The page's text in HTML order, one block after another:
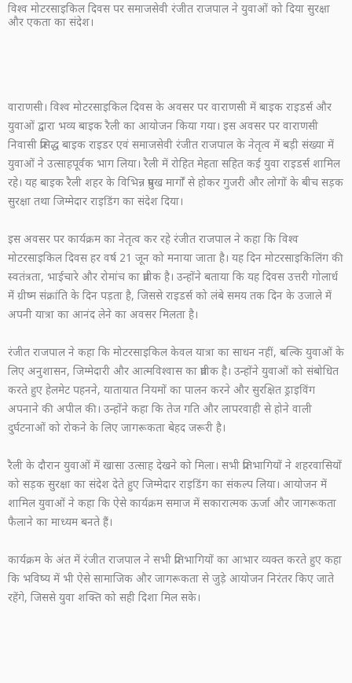
विश्व मोटरसाइकिल दिवस पर समाजसेवी रंजीत राजपाल ने युवाओं को दिया सुरक्षा
और एकता का संदेश।
वाराणसी। विश्व मोटरसाइकिल दिवस के अवसर पर वाराणसी में बाइक राइडर्स और
युवाओं द्वारा भव्य बाइक रैली का आयोजन किया गया। इस अवसर पर वाराणसी
निवासी प्रसिद्ध बाइक राइडर एवं समाजसेवी रंजीत राजपाल के नेतृत्व में बड़ी संख्या में
युवाओं ने उत्साहपूर्वक भाग लिया। रैली में रोहित मेहता सहित कई युवा राइडर्स शामिल
रहे। यह बाइक रैली शहर के विभिन्न प्रमुख मार्गों से होकर गुजरी और लोगों के बीच सड़क
सुरक्षा तथा जिम्मेदार राइडिंग का संदेश दिया।
इस अवसर पर कार्यक्रम का नेतृत्व कर रहे रंजीत राजपाल ने कहा कि विश्व
मोटरसाइकिल दिवस हर वर्ष 21 जून को मनाया जाता है। यह दिन मोटरसाइकिलिंग की
स्वतंत्रता, भाईचारे और रोमांच का प्रतीक है। उन्होंने बताया कि यह दिवस उत्तरी गोलार्ध
में ग्रीष्म संक्रांति के दिन पड़ता है, जिससे राइडर्स को लंबे समय तक दिन के उजाले में
अपनी यात्रा का आनंद लेने का अवसर मिलता है।
रंजीत राजपाल ने कहा कि मोटरसाइकिल केवल यात्रा का साधन नहीं, बल्कि युवाओं के
लिए अनुशासन, जिम्मेदारी और आत्मविश्वास का प्रतीक है। उन्होंने युवाओं को संबोधित
करते हुए हेलमेट पहनने, यातायात नियमों का पालन करने और सुरक्षित ड्राइविंग
अपनाने की अपील की। उन्होंने कहा कि तेज गति और लापरवाही से होने वाली
दुर्घटनाओं को रोकने के लिए जागरूकता बेहद जरूरी है।
रैली के दौरान युवाओं में खासा उत्साह देखने को मिला। सभी प्रतिभागियों ने शहरवासियों
को सड़क सुरक्षा का संदेश देते हुए जिम्मेदार राइडिंग का संकल्प लिया। आयोजन में
शामिल युवाओं ने कहा कि ऐसे कार्यक्रम समाज में सकारात्मक ऊर्जा और जागरूकता
फैलाने का माध्यम बनते हैं।
कार्यक्रम के अंत में रंजीत राजपाल ने सभी प्रतिभागियों का आभार व्यक्त करते हुए कहा
कि भविष्य में भी ऐसे सामाजिक और जागरूकता से जुड़े आयोजन निरंतर किए जाते
रहेंगे, जिससे युवा शक्ति को सही दिशा मिल सके।